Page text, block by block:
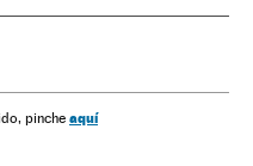
pinche aquí